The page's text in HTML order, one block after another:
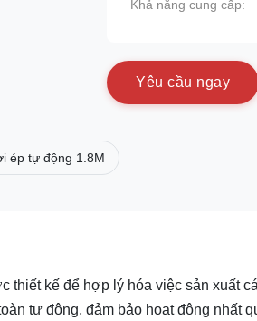
Khả năng cung cấp:
Yêu cầu ngay
ép tự động 1.8M
thiết kế để hợp lý hóa việc sản xuất
tự động, đảm bảo hoạt động nhất